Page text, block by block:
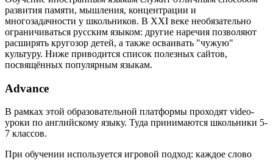
развития памяти, мышления, концентрации и
многозадачности у школьников. В XXI веке необязательно
ограничиваться русским языком: другие наречия позволяют
расширять кругозор детей, а также осваивать "чужую"
культуру. Ниже приводится список полезных сайтов,
посвящённых популярным языкам.
Advance
В рамках этой образовательной платформы проходят video-
уроки по английскому языку. Туда принимаются школьники 5-
7 классов.
При обучении используется игровой подход: каждое слово